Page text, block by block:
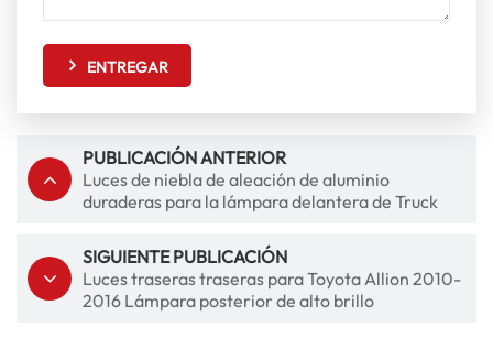
ENTREGAR
PUBLICACIÓN ANTERIOR
Luces de niebla de aleación de aluminio
duraderas para la lámpara delantera de Truck
SIGUIENTE PUBLICACIÓN
Luces traseras traseras para Toyota Allion 2010-
2016 Lámpara posterior de alto brillo